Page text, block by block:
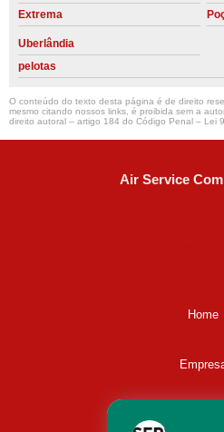
Extrema
Uberlândia
pelotas
O conteúdo do texto desta página é de direito
mesmo citando nossos links, é proibida sem a
direito autoral – artigo 184 do Código Penal – Lei
Air Service
Home